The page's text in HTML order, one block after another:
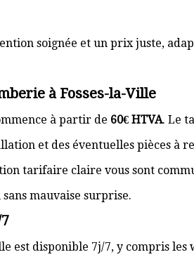
soignée et un prix juste,
à Fosses-la-Ville
à partir de 60€ HTVA. Le
et des éventuelles pièces à
tarifaire claire vous sont
mauvaise surprise.
est disponible 7j/7, y compris